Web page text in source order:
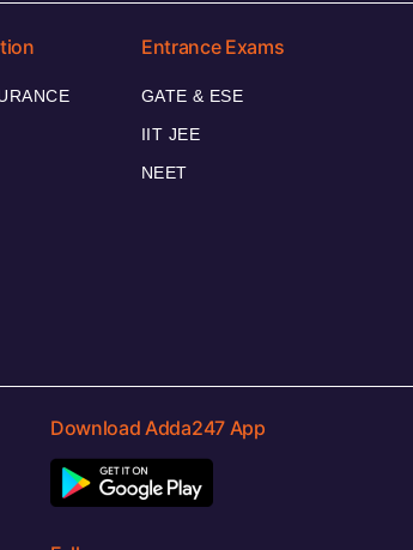
Entrance Exams
GATE & ESE
IIT JEE
NEET
Download Adda247 App